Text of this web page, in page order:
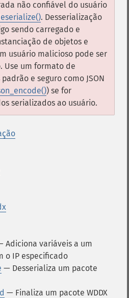
não confiável do usuário
. Desserialização
sendo carregado e
de objetos e
usuário malicioso pode ser
Use um formato de
e seguro como JSON
) se for
serializados ao usuário.
Adiciona variáveis a um
o IP especificado
— Desserializa um pacote
— Finaliza um pacote WDDX